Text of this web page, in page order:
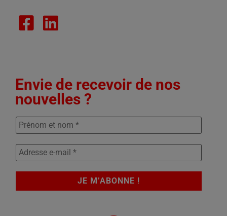
Envie de recevoir de nos
nouvelles ?